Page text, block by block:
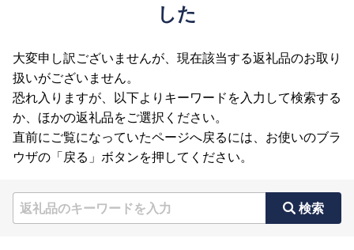
した
大変申し訳ございませんが、現在該当する返礼品のお取り
扱いがございません。
恐れ入りますが、以下よりキーワードを入力して検索する
か、ほかの返礼品をご選択ください。
直前にご覧になっていたページへ戻るには、お使いのブラ
ウザの「戻る」ボタンを押してください。
検索